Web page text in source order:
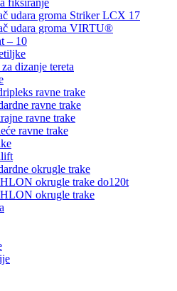
fiksiranje
udara groma Striker LCX 17
udara groma VIRTU®
– 10
dizanje tereta
ravne trake
ravne trake
ravne trake
ravne trake
okrugle trake
okrugle trake do120t
okrugle trake